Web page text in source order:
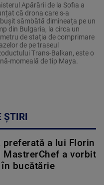
Apărării de la Sofia a
că drona care s-a
sâmbătă dimineața pe un
din Bulgaria, la circa un
de stația de comprimare
de pe traseul
Trans-Balkan, este o
momeală de tip Maya.
ȘTIRI
preferată a lui Florin
a vorbit
bucătărie